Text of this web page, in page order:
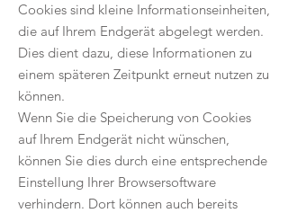
Cookies sind kleine Informationseinheiten,
die auf Ihrem Endgerät abgelegt werden.
Dies dient dazu, diese Informationen zu
einem späteren Zeitpunkt erneut nutzen zu
können.
Wenn Sie die Speicherung von Cookies
auf Ihrem Endgerät nicht wünschen,
können Sie dies durch eine entsprechende
Einstellung Ihrer Browsersoftware
verhindern. Dort können auch bereits